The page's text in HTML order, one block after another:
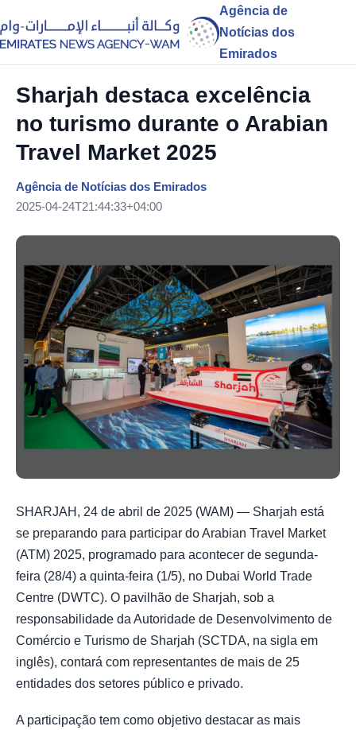
Agência de
Notícias dos
Emirados
Sharjah destaca excelência
no turismo durante o Arabian
Travel Market 2025
Agência de Notícias dos Emirados
2025-04-24T21:44:33+04:00
SHARJAH, 24 de abril de 2025 (WAM) — Sharjah está
se preparando para participar do Arabian Travel Market
(ATM) 2025, programado para acontecer de segunda-
feira (28/4) a quinta-feira (1/5), no Dubai World Trade
Centre (DWTC). O pavilhão de Sharjah, sob a
responsabilidade da Autoridade de Desenvolvimento de
Comércio e Turismo de Sharjah (SCTDA, na sigla em
inglês), contará com representantes de mais de 25
entidades dos setores público e privado.
A participação tem como objetivo destacar as mais